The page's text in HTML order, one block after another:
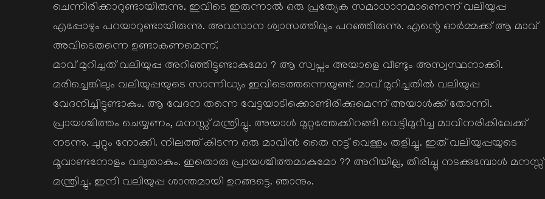
ചെന്നിരിക്കാറുണ്ടായിരുന്നു. ഇവിടെ ഇരുന്നാൽ ഒരു പ്രത്യേക സമാധാനമാണെന്ന് വലിയുപ്പ
എപ്പോഴും പറയാറുണ്ടായിരുന്നു. അവസാന ശ്വാസത്തിലും പറഞ്ഞിരുന്നു. എന്റെ ഓർമ്മക്ക് ആ മാവ്
അവിടെതന്നെ ഉണ്ടാകണമെന്ന്.
മാവ് മുറിച്ചത് വലിയുപ്പ അറിഞ്ഞിട്ടുണ്ടാകുമോ ? ആ സ്വപ്നം അയാളെ വീണ്ടും അസ്വസ്ഥനാക്കി.
മരിച്ചെങ്കിലും വലിയുപ്പയുടെ സാന്നിധ്യം ഇവിടെത്തന്നെയുണ്ട്. മാവ് മുറിച്ചതിൽ വലിയുപ്പ
വേദനിച്ചിട്ടുണ്ടാകും. ആ വേദന തന്നെ വേട്ടയാടിക്കൊണ്ടിരിക്കുമെന്ന് അയാൾക്ക് തോന്നി.
പ്രായശ്ചിത്തം ചെയ്യണം, മനസ്സ് മന്ത്രിച്ചു. അയാൾ മുറ്റത്തേക്കിറങ്ങി വെട്ടിമുറിച്ച മാവിനരികിലേക്ക്
നടന്നു. ചുറ്റും നോക്കി. നിലത്ത് കിടന്ന ഒരു മാവിൻ തൈ നട്ട് വെള്ളം തളിച്ചു. ഇത് വലിയുപ്പയുടെ
മൂവാണ്ടനോളം വലുതാകും. ഇതൊരു പ്രായശ്ചിത്തമാകുമോ ?? അറിയില്ല, തിരിച്ചു നടക്കുമ്പോൾ മനസ്സ്
മന്ത്രിച്ചു. ഇനി വലിയുപ്പ ശാന്തമായി ഉറങ്ങട്ടെ. ഞാനും.